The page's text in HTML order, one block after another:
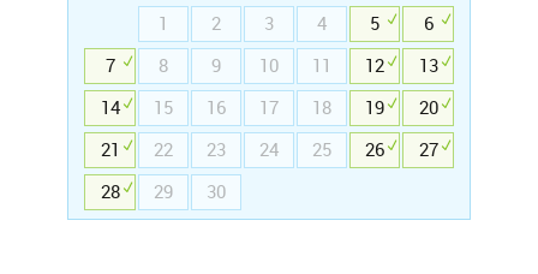
1
2 3 4 5
6
7
8 9 10 11 12
13
14
15 16 17 18 19
20
21
22 23 24 25 26
27
28
29 30